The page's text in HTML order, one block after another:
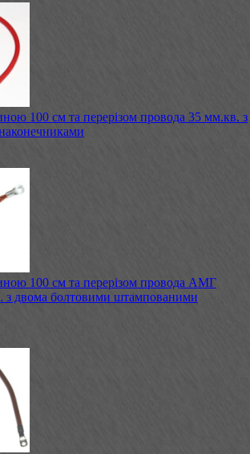
100 см та перерізом провода 35 мм.кв. з
100 см та перерізом провода АМГ
з двома болтовими штампованими